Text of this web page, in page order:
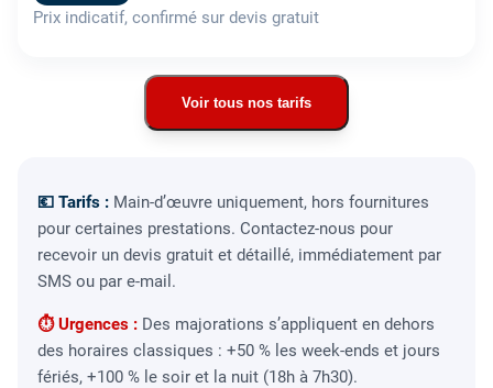
Prix indicatif, confirmé sur devis gratuit
Voir tous nos tarifs
💶 Tarifs : Main-d’œuvre uniquement, hors fournitures
pour certaines prestations. Contactez-nous pour
recevoir un devis gratuit et détaillé, immédiatement par
SMS ou par e-mail.
⏱ Urgences : Des majorations s’appliquent en dehors
des horaires classiques : +50 % les week-ends et jours
fériés, +100 % le soir et la nuit (18h à 7h30).